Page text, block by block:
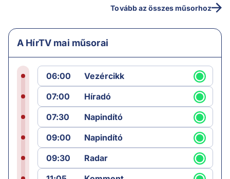
Tovább az összes műsorhoz
A HírTV mai műsorai
06:00
Vezércikk
07:00
Híradó
07:30
Napindító
09:00
Napindító
09:30
Radar